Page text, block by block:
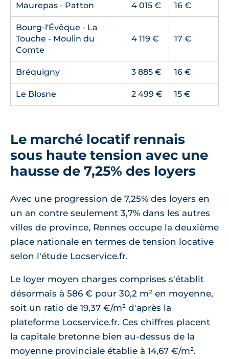
Maurepas - Patton 4 015 € 16 €
Bourg-l'Évêque - La
Touche - Moulin du
Comte
4 119 € 17 €
Bréquigny 3 885 € 16 €
Le Blosne 2 499 € 15 €
Le marché locatif rennais
sous haute tension avec une
hausse de 7,25% des loyers
Avec une progression de 7,25% des loyers en
un an contre seulement 3,7% dans les autres
villes de province, Rennes occupe la deuxième
place nationale en termes de tension locative
selon l'étude Locservice.fr.
Le loyer moyen charges comprises s'établit
désormais à 586 € pour 30,2 m² en moyenne,
soit un ratio de 19,37 €/m² d'après la
plateforme Locservice.fr. Ces chiffres placent
la capitale bretonne bien au-dessus de la
moyenne provinciale établie à 14,67 €/m².